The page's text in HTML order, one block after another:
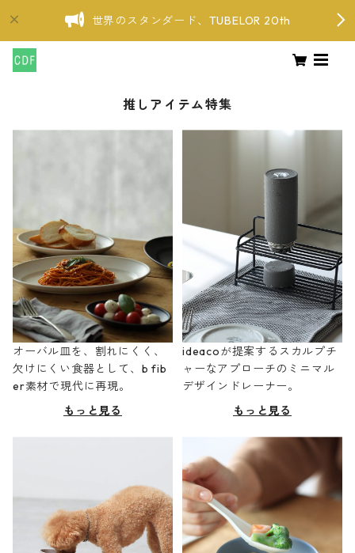
世界のスタンダード、TUBELOR 20th
推しアイテム特集
オーバル皿を、割れにくく、
欠けにくい食器として、b fib
er素材で現代に再現。
もっと見る
ideacoが提案するスカルプチ
ャーなアプローチのミニマル
デザインドレーナー。
もっと見る